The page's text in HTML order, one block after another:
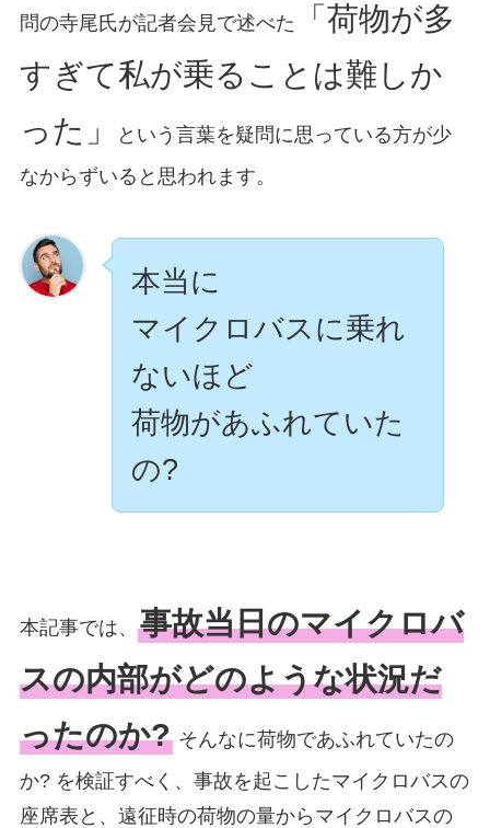
問の寺尾氏が記者会見で述べた
「荷物が多
すぎて私が乗ることは難しか
った」
という言葉を疑問に思っている方が少
なからずいると思われます。
本当に
マイクロバスに乗れ
ないほど
荷物があふれていた
の?
本記事では、 事故当日のマイクロバ
スの内部がどのような状況だ
ったのか?そんなに荷物であふれていたの
か? を検証すべく、事故を起こしたマイクロバスの
座席表と、遠征時の荷物の量からマイクロバスの